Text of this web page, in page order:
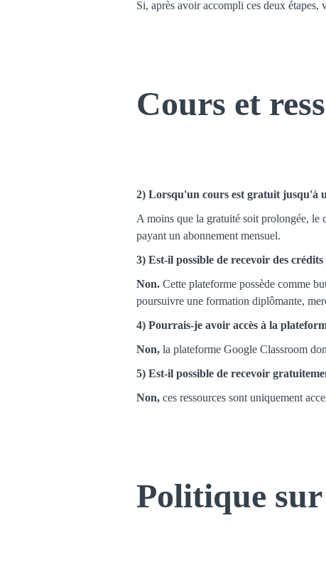
Si, après avoir accompli ces deux
Cours et
2) Lorsqu'un cours est gratuit jusqu'à
A moins que la gratuité soit prolongée, le
payant un abonnement mensuel.
3) Est-il possible de recevoir des
Non. Cette plateforme possède comme
poursuivre une formation diplômante,
4) Pourrais-je avoir accès à la
Non, la plateforme Google Classroom
5) Est-il possible de recevoir
Non, ces ressources sont uniquement
Politique sur